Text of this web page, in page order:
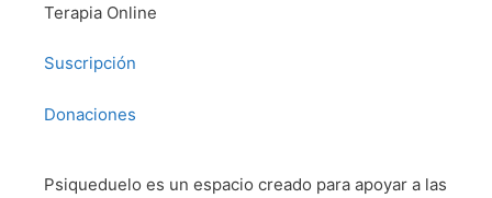
Terapia Online
Suscripción
Donaciones
Psiqueduelo es un espacio creado para apoyar a las